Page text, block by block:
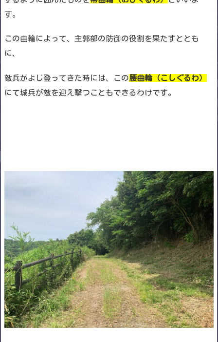
す。
この曲輪によって、主郭部の防御の役割を果たすととも
に、
敵兵がよじ登ってきた時には、この腰曲輪（こしぐるわ）
にて城兵が敵を迎え撃つこともできるわけです。